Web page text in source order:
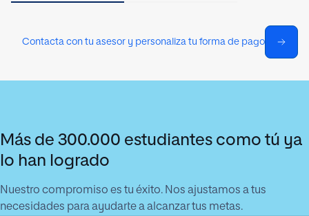
Contacta con tu asesor y personaliza tu forma de pago
Más de 300.000 estudiantes como tú ya
lo han logrado
Nuestro compromiso es tu éxito. Nos ajustamos a tus
necesidades para ayudarte a alcanzar tus metas.